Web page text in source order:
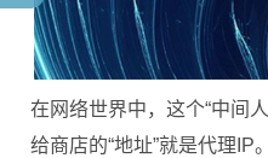
在网络世界中，这个“中间
给商店的“地址”就是代理IP